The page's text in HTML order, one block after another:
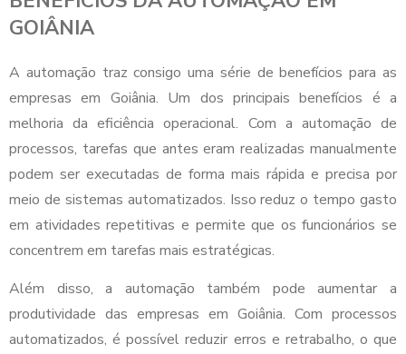
GOIÂNIA
A automação traz consigo uma série de benefícios para as
empresas em Goiânia. Um dos principais benefícios é a
melhoria da eficiência operacional. Com a automação de
processos, tarefas que antes eram realizadas manualmente
podem ser executadas de forma mais rápida e precisa por
meio de sistemas automatizados. Isso reduz o tempo gasto
em atividades repetitivas e permite que os funcionários se
concentrem em tarefas mais estratégicas.
Além disso, a automação também pode aumentar a
produtividade das empresas em Goiânia. Com processos
automatizados, é possível reduzir erros e retrabalho, o que